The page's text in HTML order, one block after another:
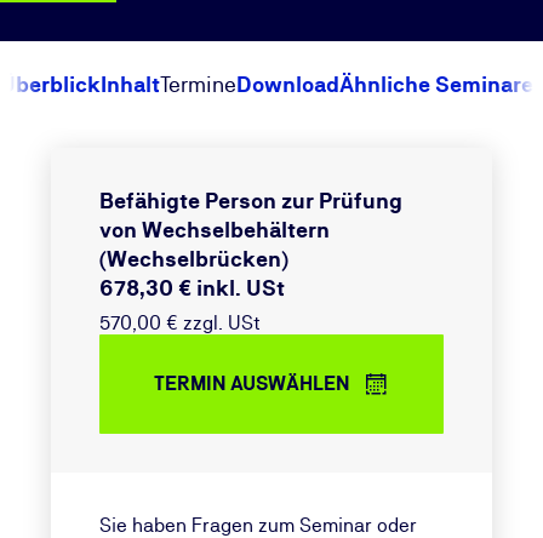
ÜberblickInhaltTermineDownloadÄhnliche Seminare
Befähigte Person zur Prüfung
von Wechselbehältern
(Wechselbrücken)
678,30 € inkl. USt
570,00 € zzgl. USt
TERMIN AUSWÄHLEN
Sie haben Fragen zum Seminar oder